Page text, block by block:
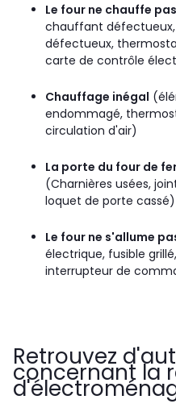
Le four ne chauffe
chauffant défectueux,
défectueux,
carte de contrôle
Chauffage inégal
endommagé,
circulation d'air)
La porte du four de
(Charnières usées,
loquet de porte cassé)
Le four ne s'allume
électrique, fusible
interrupteur de
Retrouvez
concernant la